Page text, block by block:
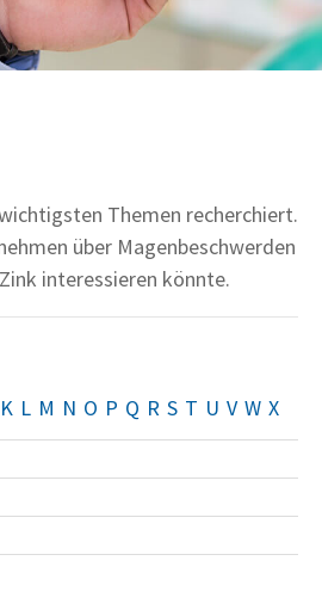
Themen recherchiert.
über Magenbeschwerden
interessieren könnte.
K L M N O P Q R S T U V W X